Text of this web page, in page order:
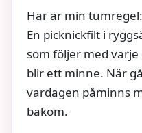
Här är min
En picknickfilt i
som följer med
blir ett minne. När
vardagen påminns
bakom.